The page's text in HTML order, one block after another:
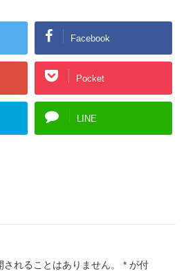
Facebook
Pocket
LINE
れることはありません。 * が付